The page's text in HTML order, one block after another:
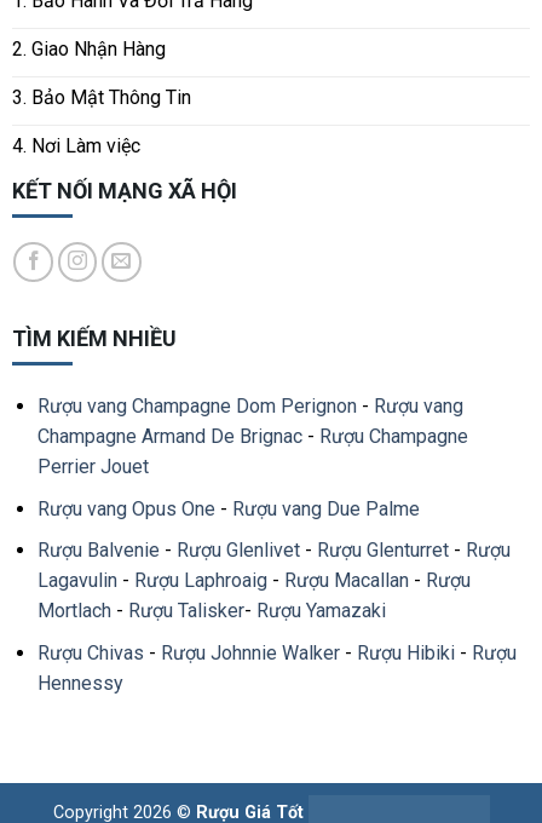
2. Giao Nhận Hàng
3. Bảo Mật Thông Tin
4. Nơi Làm việc
KẾT NỐI MẠNG XÃ HỘI
TÌM KIẾM NHIỀU
Rượu vang Champagne Dom Perignon- Rượu vang
Champagne Armand De Brignac- Rượu Champagne
Perrier Jouet
Rượu vang Opus One - Rượu vang Due Palme
Rượu Balvenie - Rượu Glenlivet- Rượu Glenturret- Rượu
Lagavulin- Rượu Laphroaig- Rượu Macallan- Rượu
Mortlach- Rượu Talisker- Rượu Yamazaki
Rượu Chivas - Rượu Johnnie Walker- Rượu Hibiki- Rượu
Hennessy
Copyright 2026 © Rượu Giá Tốt